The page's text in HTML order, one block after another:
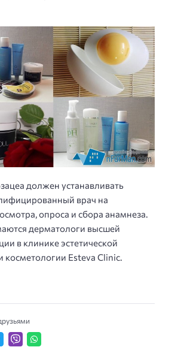
должен устанавливать
врач на
опроса и сбора анамнеза.
дерматологи высшей
в клинике эстетической
Esteva Clinic.